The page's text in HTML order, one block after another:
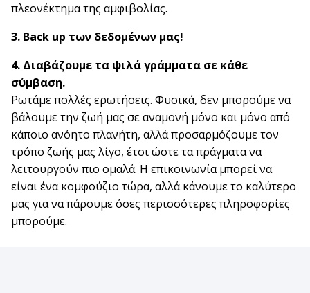
πλεονέκτημα της αμφιβολίας.
3. Back up των δεδομένων μας!
4. Διαβάζουμε τα ψιλά γράμματα σε κάθε
σύμβαση.
Ρωτάμε πολλές ερωτήσεις. Φυσικά, δεν μπορούμε να
βάλουμε την ζωή μας σε αναμονή μόνο και μόνο από
κάποιο ανόητο πλανήτη, αλλά προσαρμόζουμε τον
τρόπο ζωής μας λίγο, έτσι ώστε τα πράγματα να
λειτουργούν πιο ομαλά. Η επικοινωνία μπορεί να
είναι ένα κομφούζιο τώρα, αλλά κάνουμε το καλύτερο
μας για να πάρουμε όσες περισσότερες πληροφορίες
μπορούμε.